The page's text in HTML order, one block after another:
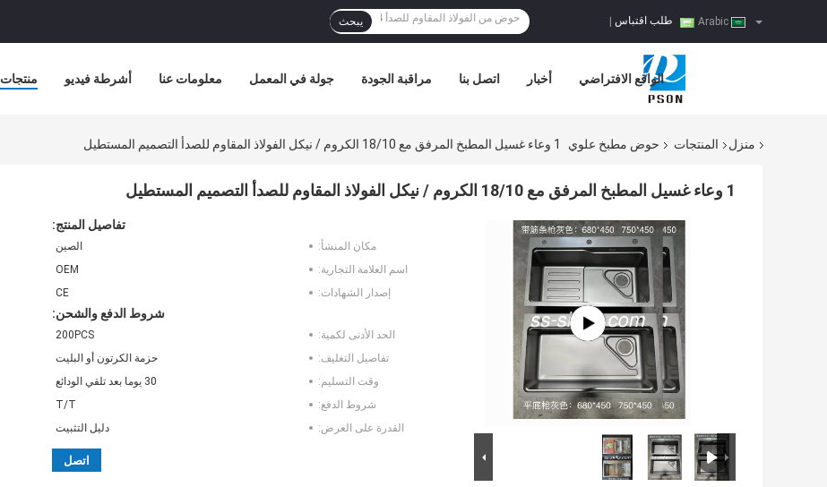
طلب اقتباس يبحث
منتجات أشرطة فيديو معلومات عنا جولة في المعمل مراقبة الجودة اتصل بنا أخبار الواقع الافتراضي
منزل المنتجات حوض مطبخ علوي 1 وعاء غسيل المطبخ المرفق مع 18/10 الكروم / نيكل الفولاذ المقاوم للصدأ التصميم المستطيل
1 وعاء غسيل المطبخ المرفق مع 18/10 الكروم / نيكل الفولاذ المقاوم للصدأ التصميم المستطيل
تفاصيل المنتج:
مكان المنشأ:
الصين
اسم العلامة التجارية:
OEM
إصدار الشهادات:
CE
شروط الدفع والشحن:
الحد الأدنى لكمية:
200PCS
تفاصيل التغليف:
حزمة الكرتون أو البليت
وقت التسليم:
30 يوما بعد تلقي الودائع
شروط الدفع:
T/T
القدرة على العرض:
دليل التثبيت
اتصل